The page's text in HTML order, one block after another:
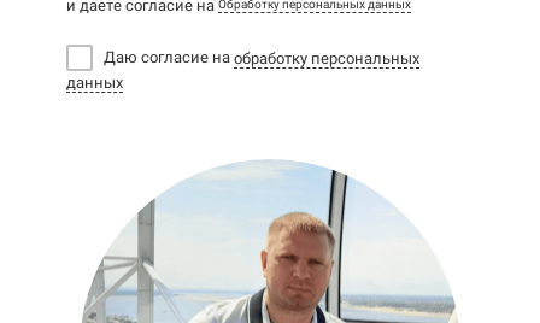
и даете согласие на Обработку персональных данных
Даю согласие на обработку персональных
данных